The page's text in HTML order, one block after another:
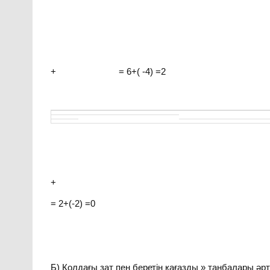
+ = 6+( -4) =2
+
= 2+(-2) =0
Б) Қолдағы зат пен беретін қағазды » таңбалары